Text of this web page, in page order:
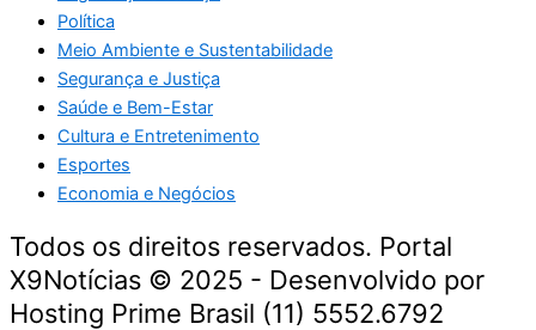
Política
Meio Ambiente e Sustentabilidade
Segurança e Justiça
Saúde e Bem-Estar
Cultura e Entretenimento
Esportes
Economia e Negócios
Todos os direitos reservados. Portal
X9Notícias © 2025 - Desenvolvido por
Hosting Prime Brasil (11) 5552.6792